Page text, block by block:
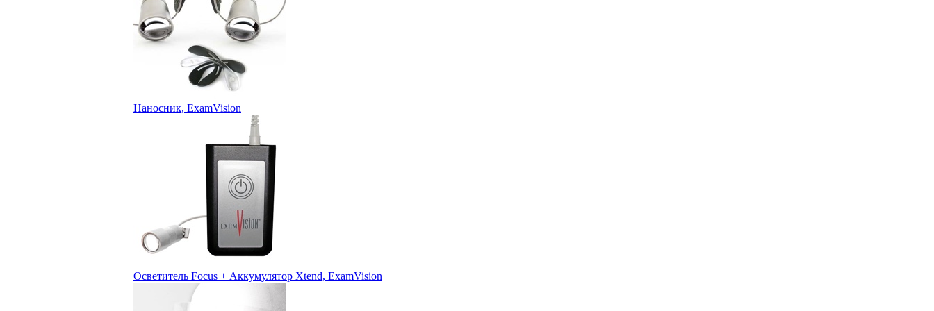
Наносник, ExamVision
Осветитель Focus + Аккумулятор Xtend, ExamVision